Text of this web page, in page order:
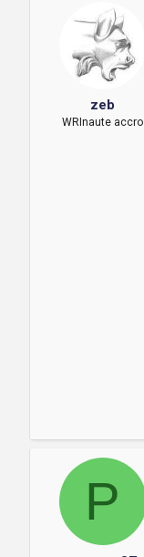
zeb
WRInaute accro
P